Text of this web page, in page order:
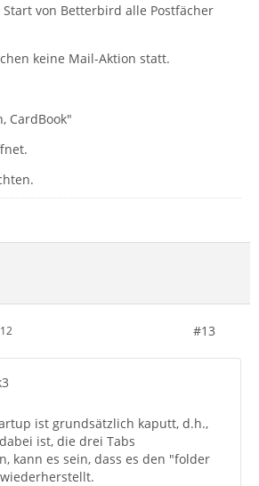
von Betterbird alle Postfächer
keine Mail-Aktion statt.
CardBook"
#13
ist grundsätzlich kaputt, d.h.,
ist, die drei Tabs
kann es sein, dass es den "folder